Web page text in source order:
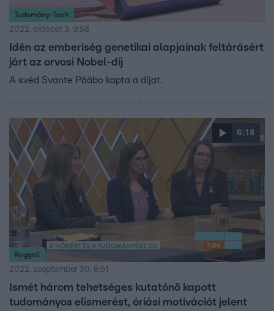
Tudomány-Tech
2022. október 3. 9:58
Idén az emberiség genetikai alapjainak feltárásért
járt az orvosi Nobel-díj
A svéd Svante Pääbo kapta a díjat.
6:18
Reggeli
2022. szeptember 30. 6:51
Ismét három tehetséges kutatónő kapott
tudományos elismerést, óriási motivációt jelent